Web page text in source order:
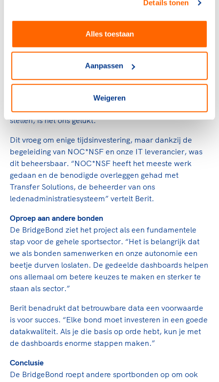
Details tonen
Alles toestaan
Aanpassen
Weigeren
Hoewel de BridgeBond een goede uitgangspositie had
eigen ledenadministratiesysteem met de database van
NOC*NSF (middels een API) vergde technische
aanpassingen. “We wilden een automatische koppeling,
de database binnenloopt en verrijkt terug komt naar
onze database. Dat was niet eenvoudig, maar door een
praktische insteek te kiezen en duidelijke deadlines te
stellen, is het ons gelukt.”
Dit vroeg om enige tijdsinvestering, maar dankzij de
begeleiding van NOC*NSF en onze IT leverancier, was
dit beheersbaar. “NOC*NSF heeft het meeste werk
gedaan en de benodigde overleggen gehad met
Transfer Solutions, de beheerder van ons
ledenadministratiesysteem” vertelt Berit.
Oproep aan andere bonden
De BridgeBond ziet het project als een fundamentele
stap voor de gehele sportsector. “Het is belangrijk dat
we als bonden samenwerken en onze autonomie een
beetje durven loslaten. De gedeelde dashboards helpen
ons allemaal om betere keuzes te maken en sterker te
staan als sector.”
Berit benadrukt dat betrouwbare data een voorwaarde
is voor succes. “Elke bond moet investeren in een goede
datakwaliteit. Als je die basis op orde hebt, kun je met
de dashboards enorme stappen maken.”
Conclusie
De BridgeBond roept andere sportbonden op om ook